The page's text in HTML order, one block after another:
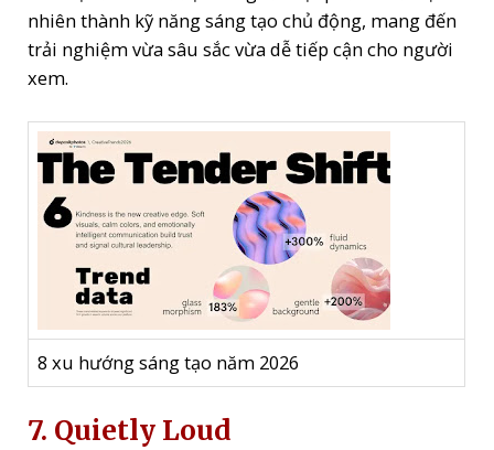
nhiên thành kỹ năng sáng tạo chủ động, mang đến
trải nghiệm vừa sâu sắc vừa dễ tiếp cận cho người
xem.
8 xu hướng sáng tạo năm 2026
7. Quietly Loud